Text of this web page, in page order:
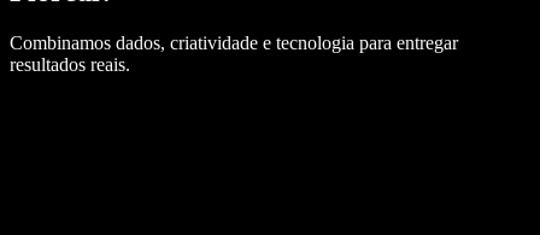
Combinamos dados, criatividade e tecnologia para entregar
resultados reais.